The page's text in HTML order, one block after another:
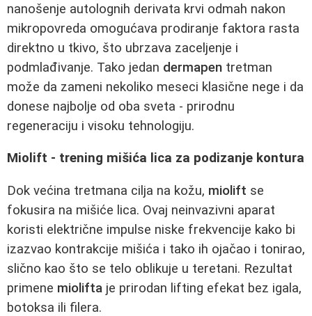
nanošenje autolognih derivata krvi odmah nakon
mikropovreda omogućava prodiranje faktora rasta
direktno u tkivo, što ubrzava zaceljenje i
podmlađivanje. Tako jedan dermapen tretman
može da zameni nekoliko meseci klasične nege i da
donese najbolje od oba sveta - prirodnu
regeneraciju i visoku tehnologiju.
Miolift - trening mišića lica za podizanje kontura
Dok većina tretmana cilja na kožu, miolift se
fokusira na mišiće lica. Ovaj neinvazivni aparat
koristi električne impulse niske frekvencije kako bi
izazvao kontrakcije mišića i tako ih ojačao i tonirao,
slično kao što se telo oblikuje u teretani. Rezultat
primene miolifta je prirodan lifting efekat bez igala,
botoksa ili filera.